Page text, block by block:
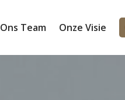
Ons Team Onze Visie